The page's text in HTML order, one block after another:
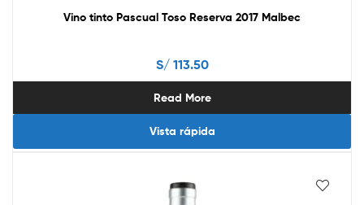
Vino tinto Pascual Toso Reserva 2017 Malbec
S/113.50
Read More
Vista rápida